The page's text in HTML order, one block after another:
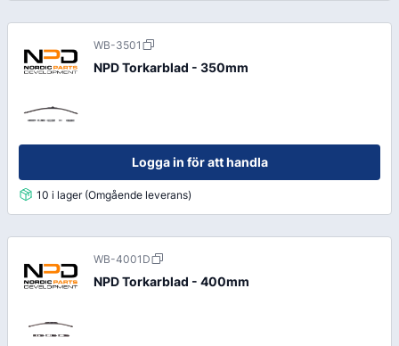
WB-3501
NPD Torkarblad - 350mm
Logga in för att handla
10 i lager (Omgående leverans)
WB-4001D
NPD Torkarblad - 400mm